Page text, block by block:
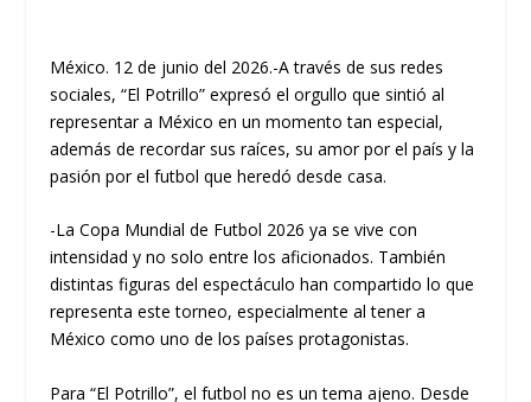
México. 12 de junio del 2026.-A través de sus redes
sociales, “El Potrillo” expresó el orgullo que sintió al
representar a México en un momento tan especial,
además de recordar sus raíces, su amor por el país y la
pasión por el futbol que heredó desde casa.
-La Copa Mundial de Futbol 2026 ya se vive con
intensidad y no solo entre los aficionados. También
distintas figuras del espectáculo han compartido lo que
representa este torneo, especialmente al tener a
México como uno de los países protagonistas.
Para “El Potrillo”, el futbol no es un tema ajeno. Desde